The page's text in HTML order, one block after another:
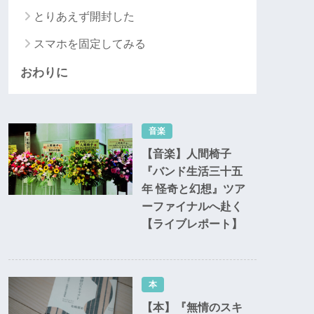
とりあえず開封した
スマホを固定してみる
おわりに
【音楽】人間椅子
『バンド生活三十五
年 怪奇と幻想』ツア
ーファイナルへ赴く
【ライブレポート】
音楽
【本】『無情のスキ
本